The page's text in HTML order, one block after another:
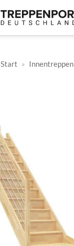
Start » Innentreppen